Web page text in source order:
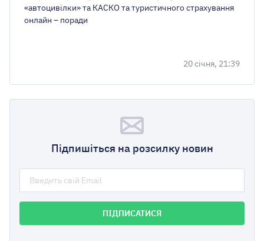
«автоцивілки» та КАСКО та туристичного страхування
онлайн – поради
20 січня, 21:39
Підпишіться на розсилку новин